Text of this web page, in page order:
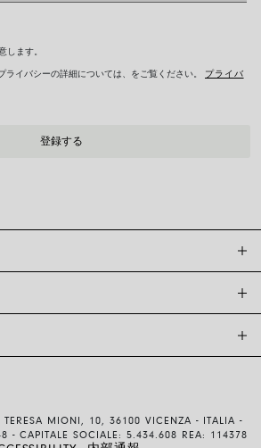
します。
ライバシーの詳細については、をご覧ください。 プライバ
TERESA MIONI, 10, 36100 VICENZA - ITALIA -
- CAPITALE SOCIALE: 5.434.608 REA: 114378